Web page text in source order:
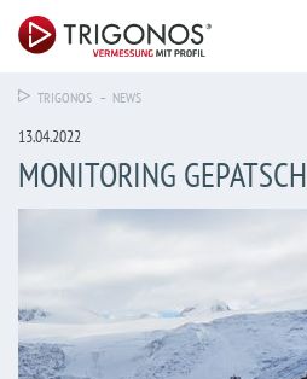
TRIGONOS – NEWS
13.04.2022
MONITORING GEPATSCH